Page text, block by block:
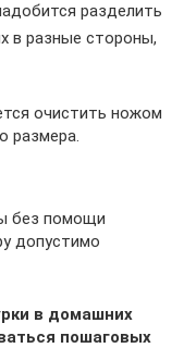
разделить
в разные стороны,
очистить ножом
размера.
без помощи
допустимо
в домашних
пошаговых